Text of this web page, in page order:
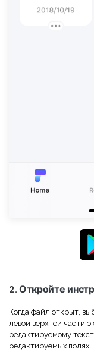
2. Откройте
Когда файл открыт,
левой верхней части
редактируемому
редактируемых полях.